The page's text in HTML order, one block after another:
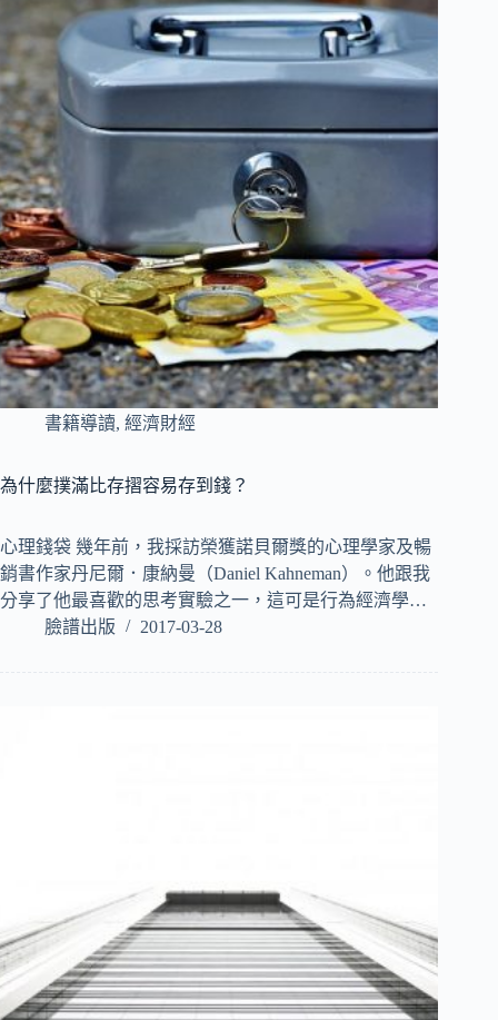
書籍導讀, 經濟財經
為什麼撲滿比存摺容易存到錢？
心理錢袋 幾年前，我採訪榮獲諾貝爾獎的心理學家及暢
銷書作家丹尼爾．康納曼（Daniel Kahneman）。他跟我
分享了他最喜歡的思考實驗之一，這可是行為經濟學…
臉譜出版
2017-03-28